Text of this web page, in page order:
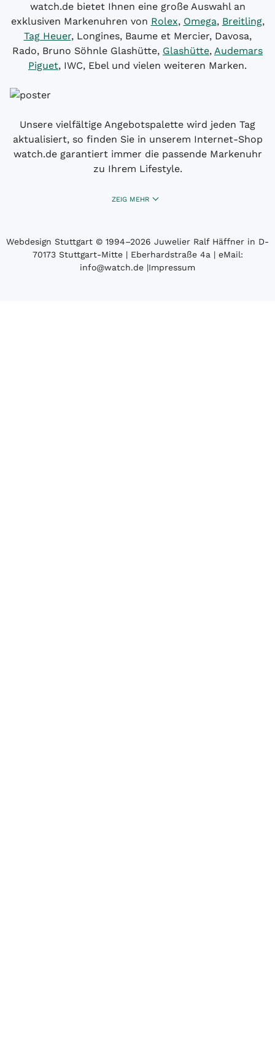
watch.de bietet Ihnen eine große Auswahl an
exklusiven Markenuhren von Rolex, Omega, Breitling,
Tag Heuer, Longines, Baume et Mercier, Davosa,
Rado, Bruno Söhnle Glashütte, Glashütte, Audemars
Piguet, IWC, Ebel und vielen weiteren Marken.
Unsere vielfältige Angebotspalette wird jeden Tag
aktualisiert, so finden Sie in unserem Internet-Shop
watch.de garantiert immer die passende Markenuhr
zu Ihrem Lifestyle.
ZEIG MEHR
Webdesign Stuttgart © 1994­–2026 Juwelier Ralf Häffner in D-
70173 Stuttgart-Mitte | Eberhardstraße 4a | eMail:
info@watch.de |Impressum